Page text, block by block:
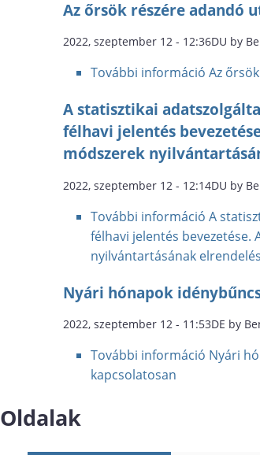
Az őrsök részére adandó
2022, szeptember 12 - 12:36DU by
További információ Az
A statisztikai
félhavi jelentés
módszerek
2022, szeptember 12 - 12:14DU by
További információ A
félhavi jelentés bevezetése.
nyilvántartásának
Nyári hónapok
2022, szeptember 12 - 11:53DE by
További információ Nyári
kapcsolatosan
Oldalak